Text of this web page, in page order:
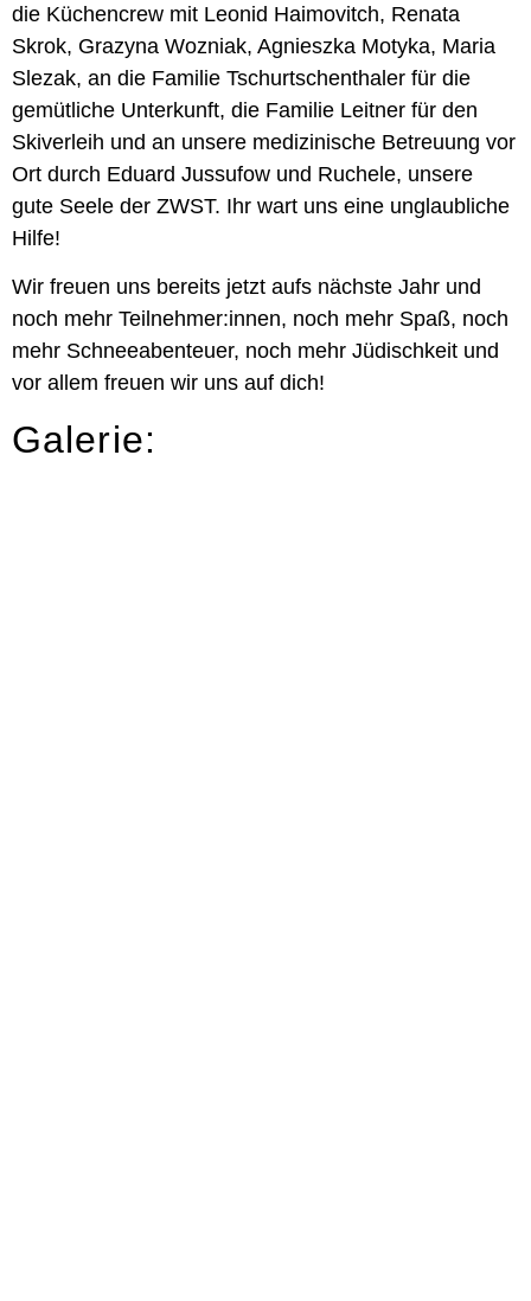
die Küchencrew mit Leonid Haimovitch, Renata
Skrok, Grazyna Wozniak, Agnieszka Motyka, Maria
Slezak, an die Familie Tschurtschenthaler für die
gemütliche Unterkunft, die Familie Leitner für den
Skiverleih und an unsere medizinische Betreuung vor
Ort durch Eduard Jussufow und Ruchele, unsere
gute Seele der ZWST. Ihr wart uns eine unglaubliche
Hilfe!
Wir freuen uns bereits jetzt aufs nächste Jahr und
noch mehr Teilnehmer:innen, noch mehr Spaß, noch
mehr Schneeabenteuer, noch mehr Jüdischkeit und
vor allem freuen wir uns auf dich!
Galerie: